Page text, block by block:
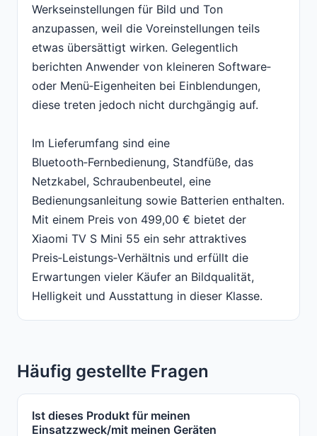
Werkseinstellungen für Bild und Ton
anzupassen, weil die Voreinstellungen teils
etwas übersättigt wirken. Gelegentlich
berichten Anwender von kleineren Software‑
oder Menü‑Eigenheiten bei Einblendungen,
diese treten jedoch nicht durchgängig auf.
Im Lieferumfang sind eine
Bluetooth‑Fernbedienung, Standfüße, das
Netzkabel, Schraubenbeutel, eine
Bedienungsanleitung sowie Batterien enthalten.
Mit einem Preis von 499,00 € bietet der
Xiaomi TV S Mini 55 ein sehr attraktives
Preis‑Leistungs‑Verhältnis und erfüllt die
Erwartungen vieler Käufer an Bildqualität,
Helligkeit und Ausstattung in dieser Klasse.
Häufig gestellte Fragen
Ist dieses Produkt für meinen
Einsatzzweck/mit meinen Geräten